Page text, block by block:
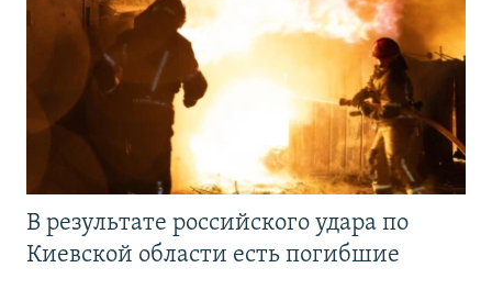
В результате российского удара по
Киевской области есть погибшие